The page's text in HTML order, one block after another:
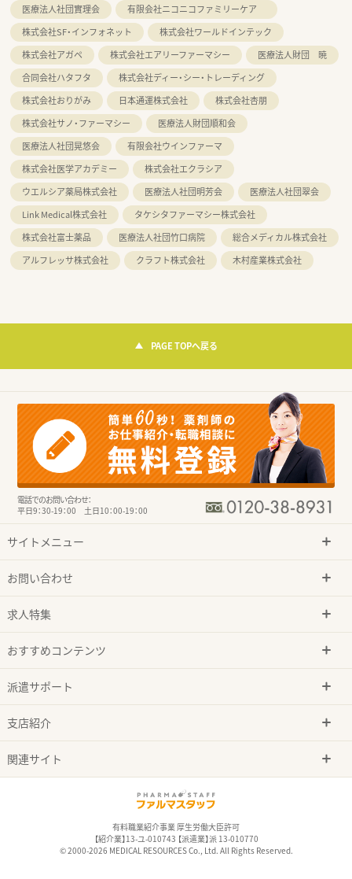
医療法人社団實理会
有限会社ニコニコファミリーケア
株式会社SF・インフォネット
株式会社ワールドインテック
株式会社アガペ
株式会社エアリーファーマシー
医療法人財団 暁
合同会社ハタフタ
株式会社ディー・シー・トレーディング
株式会社おりがみ
日本通運株式会社
株式会社杏朋
株式会社サノ・ファーマシー
医療法人財団順和会
医療法人社団晃悠会
有限会社ウインファーマ
株式会社医学アカデミー
株式会社エクラシア
ウエルシア薬局株式会社
医療法人社団明芳会
医療法人社団翠会
Link Medical株式会社
タケシタファーマシー株式会社
株式会社富士薬品
医療法人社団竹口病院
総合メディカル株式会社
アルフレッサ株式会社
クラフト株式会社 木村産業株式会社
PAGE TOPへ戻る
電話でのお問い合わせ：
平日9：30-19：00 土日10：00-19：00
サイトメニュー
お問い合わせ
求人特集
おすすめコンテンツ
派遣サポート
支店紹介
関連サイト
有料職業紹介事業 厚生労働大臣許可
【紹介業】13-ユ-010743 【派遣業】派 13-010770
© 2000-2026 MEDICAL RESOURCES Co., Ltd. All Rights Reserved.